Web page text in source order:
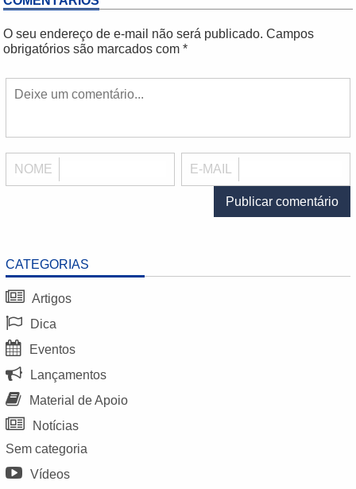
CATEGORIAS
Artigos
Dica
Eventos
Lançamentos
Material de Apoio
Notícias
Sem categoria
Vídeos
O seu endereço de e-mail não será publicado. Campos
obrigatórios são marcados com *
NOME E-MAIL